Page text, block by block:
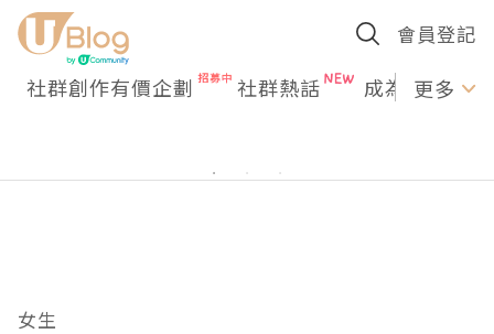
會員登記
社群創作有價企劃 社群熱話 成為U更多
女生